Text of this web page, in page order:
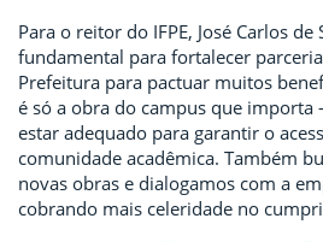
Para o reitor do IFPE, José Carlos de
fundamental para fortalecer
Prefeitura para pactuar muitos
é só a obra do campus que
estar adequado para garantir o
comunidade acadêmica. Também
novas obras e dialogamos com a
cobrando mais celeridade no